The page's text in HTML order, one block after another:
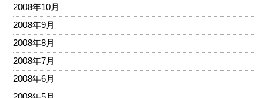
2008年10月
2008年9月
2008年8月
2008年7月
2008年6月